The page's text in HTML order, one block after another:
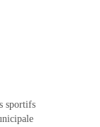
sportifs